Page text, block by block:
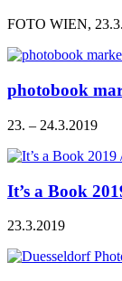
FOTO WIEN,
photobook
23. – 24.3.2019
It’s a Book
23.3.2019